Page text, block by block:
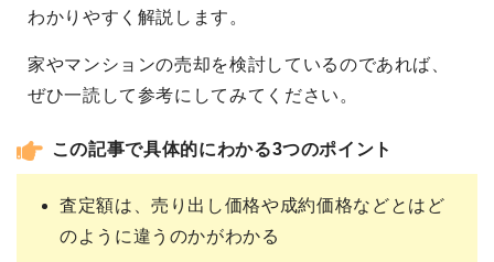
わかりやすく解説します。
家やマンションの売却を検討しているのであれば、
ぜひ一読して参考にしてみてください。
この記事で具体的にわかる3つのポイント
査定額は、売り出し価格や成約価格などとはど
のように違うのかがわかる